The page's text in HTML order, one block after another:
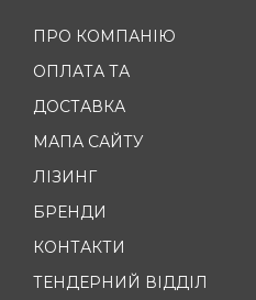
ПРО КОМПАНІЮ
ОПЛАТА ТА
ДОСТАВКА
МАПА САЙТУ
ЛІЗИНГ
БРЕНДИ
КОНТАКТИ
ТЕНДЕРНИЙ ВІДДІЛ